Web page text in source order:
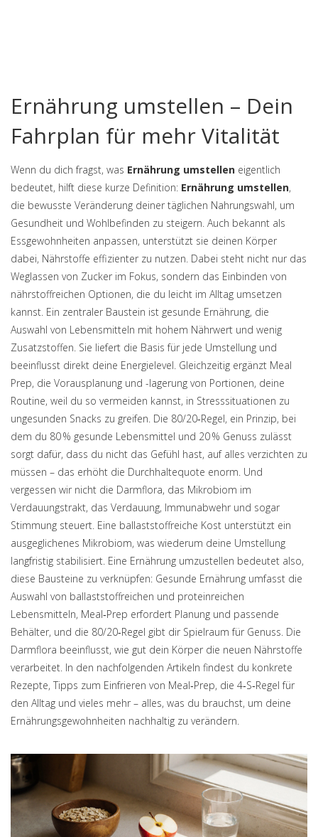
Ernährung umstellen – Dein
Fahrplan für mehr Vitalität
Wenn du dich fragst, was Ernährung umstellen eigentlich
bedeutet, hilft diese kurze Definition: Ernährung umstellen,
die bewusste Veränderung deiner täglichen Nahrungswahl, um
Gesundheit und Wohlbefinden zu steigern. Auch bekannt als
Essgewohnheiten anpassen, unterstützt sie deinen Körper
dabei, Nährstoffe effizienter zu nutzen. Dabei steht nicht nur das
Weglassen von Zucker im Fokus, sondern das Einbinden von
nährstoffreichen Optionen, die du leicht im Alltag umsetzen
kannst. Ein zentraler Baustein ist gesunde Ernährung, die
Auswahl von Lebensmitteln mit hohem Nährwert und wenig
Zusatzstoffen. Sie liefert die Basis für jede Umstellung und
beeinflusst direkt deine Energielevel. Gleichzeitig ergänzt Meal
Prep, die Vorausplanung und -lagerung von Portionen, deine
Routine, weil du so vermeiden kannst, in Stresssituationen zu
ungesunden Snacks zu greifen. Die 80/20‑Regel, ein Prinzip, bei
dem du 80 % gesunde Lebensmittel und 20 % Genuss zulässt
sorgt dafür, dass du nicht das Gefühl hast, auf alles verzichten zu
müssen – das erhöht die Durchhaltequote enorm. Und
vergessen wir nicht die Darmflora, das Mikrobiom im
Verdauungstrakt, das Verdauung, Immunabwehr und sogar
Stimmung steuert. Eine ballaststoffreiche Kost unterstützt ein
ausgeglichenes Mikrobiom, was wiederum deine Umstellung
langfristig stabilisiert. Eine Ernährung umzustellen bedeutet also,
diese Bausteine zu verknüpfen: Gesunde Ernährung umfasst die
Auswahl von ballaststoffreichen und proteinreichen
Lebensmitteln, Meal‑Prep erfordert Planung und passende
Behälter, und die 80/20‑Regel gibt dir Spielraum für Genuss. Die
Darmflora beeinflusst, wie gut dein Körper die neuen Nährstoffe
verarbeitet. In den nachfolgenden Artikeln findest du konkrete
Rezepte, Tipps zum Einfrieren von Meal‑Prep, die 4‑S‑Regel für
den Alltag und vieles mehr – alles, was du brauchst, um deine
Ernährungsgewohnheiten nachhaltig zu verändern.